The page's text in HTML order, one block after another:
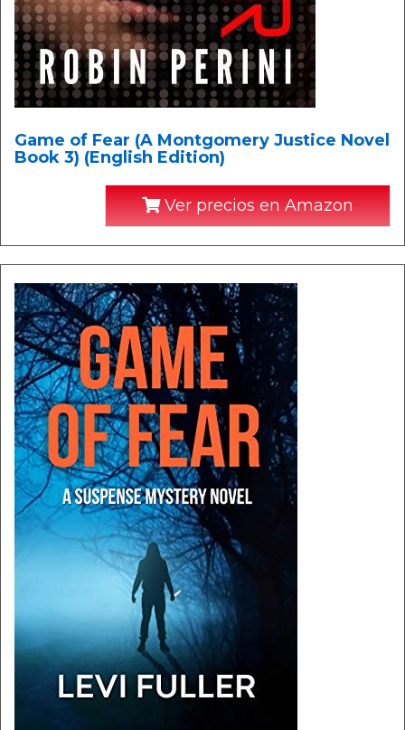
Game of Fear (A Montgomery Justice Novel
Book 3) (English Edition)
Ver precios en Amazon